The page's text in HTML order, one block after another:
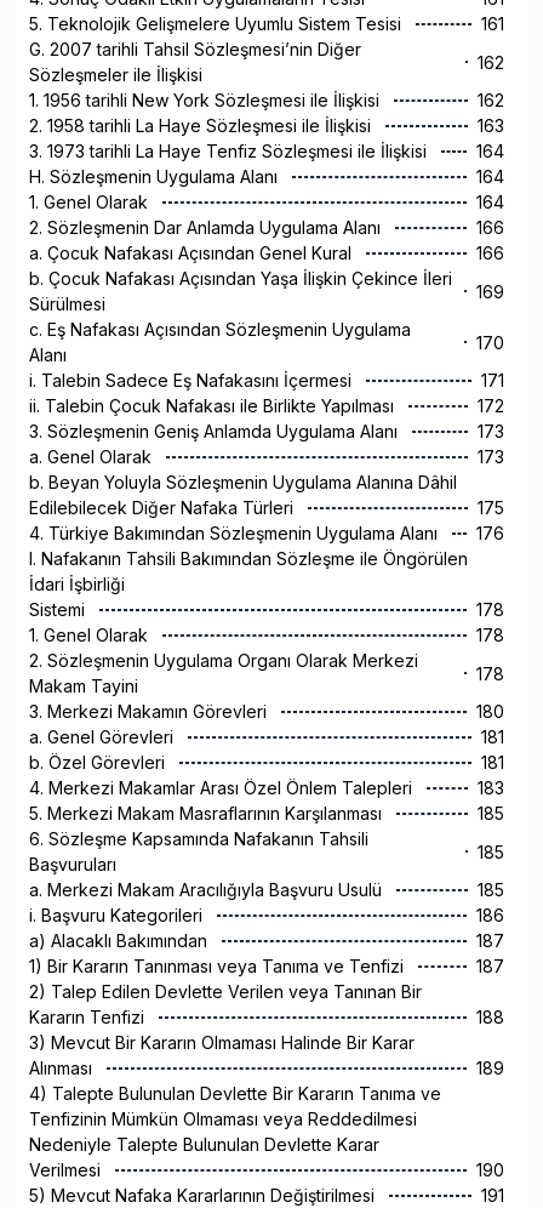
5. Teknolojik Gelişmelere Uyumlu Sistem Tesisi
161
G. 2007 tarihli Tahsil Sözleşmesi’nin Diğer
Sözleşmeler ile İlişkisi
162
1. 1956 tarihli New York Sözleşmesi ile İlişkisi
162
2. 1958 tarihli La Haye Sözleşmesi ile İlişkisi
163
3. 1973 tarihli La Haye Tenfiz Sözleşmesi ile İlişkisi
164
H. Sözleşmenin Uygulama Alanı
164
1. Genel Olarak
164
2. Sözleşmenin Dar Anlamda Uygulama Alanı
166
a. Çocuk Nafakası Açısından Genel Kural
166
b. Çocuk Nafakası Açısından Yaşa İlişkin Çekince İleri
Sürülmesi
169
c. Eş Nafakası Açısından Sözleşmenin Uygulama
Alanı
170
i. Talebin Sadece Eş Nafakasını İçermesi
171
ii. Talebin Çocuk Nafakası ile Birlikte Yapılması
172
3. Sözleşmenin Geniş Anlamda Uygulama Alanı
173
a. Genel Olarak
173
b. Beyan Yoluyla Sözleşmenin Uygulama Alanına Dâhil
Edilebilecek Diğer Nafaka Türleri
175
4. Türkiye Bakımından Sözleşmenin Uygulama Alanı
176
I. Nafakanın Tahsili Bakımından Sözleşme ile Öngörülen
İdari İşbirliği
Sistemi
178
1. Genel Olarak
178
2. Sözleşmenin Uygulama Organı Olarak Merkezi
Makam Tayini
178
3. Merkezi Makamın Görevleri
180
a. Genel Görevleri
181
b. Özel Görevleri
181
4. Merkezi Makamlar Arası Özel Önlem Talepleri
183
5. Merkezi Makam Masraflarının Karşılanması
185
6. Sözleşme Kapsamında Nafakanın Tahsili
Başvuruları
185
a. Merkezi Makam Aracılığıyla Başvuru Usulü
185
i. Başvuru Kategorileri
186
a) Alacaklı Bakımından
187
1) Bir Kararın Tanınması veya Tanıma ve Tenfizi
187
2) Talep Edilen Devlette Verilen veya Tanınan Bir
Kararın Tenfizi
188
3) Mevcut Bir Kararın Olmaması Halinde Bir Karar
Alınması
189
4) Talepte Bulunulan Devlette Bir Kararın Tanıma ve
Tenfizinin Mümkün Olmaması veya Reddedilmesi
Nedeniyle Talepte Bulunulan Devlette Karar
Verilmesi
190
5) Mevcut Nafaka Kararlarının Değiştirilmesi
191